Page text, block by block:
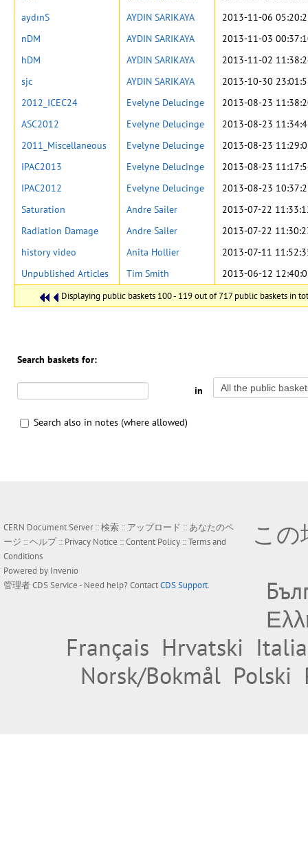
Displaying public baskets 100 - 119 out of 717 public baskets in
aydınS
AYDIN SARIKAYA
2013-11-06
nDM
AYDIN SARIKAYA
2013-11-03
hDM
AYDIN SARIKAYA
2013-11-02
sjc
AYDIN SARIKAYA
2013-10-30
2012_ICEC24
Evelyne Delucinge
2013-08-23
ASC2012
Evelyne Delucinge
2013-08-23
2011_Miscellaneous
Evelyne Delucinge
2013-08-23
IPAC2013
Evelyne Delucinge
2013-08-23
IPAC2012
Evelyne Delucinge
2013-08-23
Saturation
Andre Sailer
2013-07-22
Radiation Damage
Andre Sailer
2013-07-22
history video
Anita Hollier
2013-07-11
Unpublished Articles
Tim Smith 2013-06-12
Search baskets for:
in
Search also in notes (where allowed)
CERN Document Server ::検索 :: アップロード ::あなたのペ
ージ ::ヘルプ:: Privacy Notice ::Content Policy ::Terms and
Conditions
Powered by Invenio
管理者CDS Service- Need help? ContactCDS Support.
こ
Français Hrvatski
Norsk/Bokmål Polski